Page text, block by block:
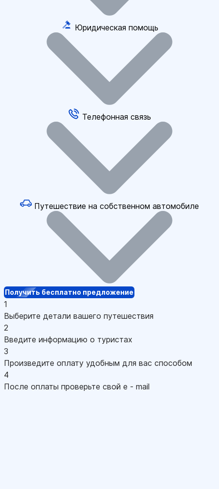
Юридическая помощь
Телефонная связь
Путешествие на собственном автомобиле
Получить бесплатно предложение
1
Выберите детали вашего путешествия
2
Введите информацию о туристах
3
Произведите оплату удобным для вас способом
4
После оплаты проверьте свой e - mail